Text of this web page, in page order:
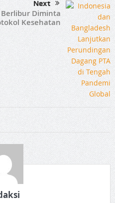
Next
Diminta
Kesehatan